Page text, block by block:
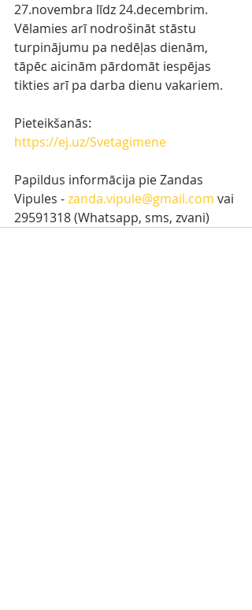
27.novembra līdz 24.decembrim.
Vēlamies arī nodrošināt stāstu
turpinājumu pa nedēļas dienām,
tāpēc aicinām pārdomāt iespējas
tikties arī pa darba dienu vakariem.
Pieteikšanās:
https://ej.uz/Svetagimene
Papildus informācija pie Zandas
Vipules - zanda.vipule@gmail.com vai
29591318 (Whatsapp, sms, zvani)